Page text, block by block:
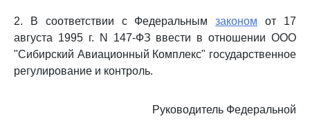
2. В соответствии с Федеральнымзаконом от 17
августа 1995 г. N 147-ФЗ ввести в отношении ООО
"Сибирский Авиационный Комплекс" государственное
регулирование и контроль.
Руководитель Федеральной